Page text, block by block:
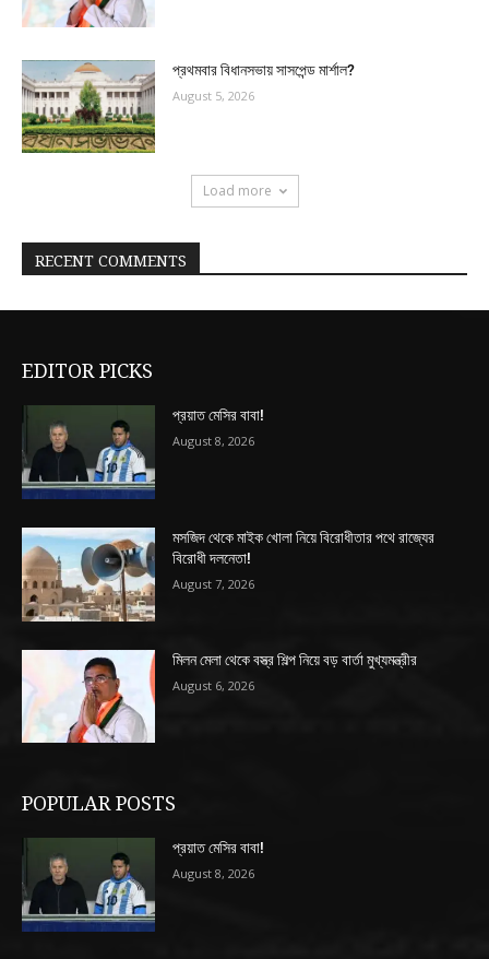
প্রথমবার বিধানসভায় সাসপেন্ড মার্শাল?
August 5, 2026
Load more
RECENT COMMENTS
EDITOR PICKS
প্রয়াত মেসির বাবা!
August 8, 2026
মসজিদ থেকে মাইক খোলা নিয়ে বিরোধীতার পথে রাজ্যের
বিরোধী দলনেতা!
August 7, 2026
মিলন মেলা থেকে বস্ত্র শিল্প নিয়ে বড় বার্তা মুখ্যমন্ত্রীর
August 6, 2026
POPULAR POSTS
প্রয়াত মেসির বাবা!
August 8, 2026